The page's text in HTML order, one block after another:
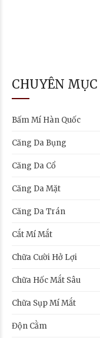
CHUYÊN
Bấm Mí Hàn Quốc
Căng Da Bụng
Căng Da Cổ
Căng Da Mặt
Căng Da Trán
Cắt Mí Mắt
Chữa Cười Hở Lợi
Chữa Hốc Mắt Sâu
Chữa Sụp Mí Mắt
Độn Cằm